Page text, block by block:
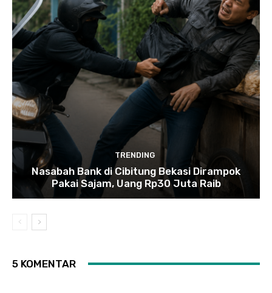
TRENDING
Nasabah Bank di Cibitung Bekasi Dirampok
Pakai Sajam, Uang Rp30 Juta Raib
5 KOMENTAR